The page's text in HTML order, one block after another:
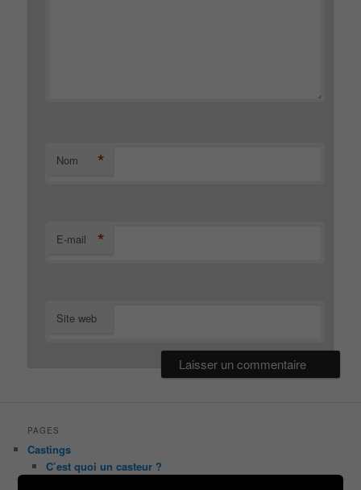
Nom *
E-mail *
Site web
PAGES
Castings
C’est quoi un casteur ?